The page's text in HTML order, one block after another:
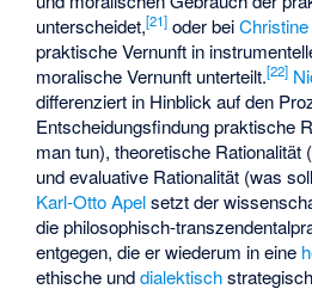
unterscheidet,[21] oder bei
praktische Vernunft in
moralische Vernunft unterteilt.[22]
differenziert in Hinblick auf den
Entscheidungsfindung praktische
man tun), theoretische
und evaluative Rationalität (was
Karl-Otto Apelsetzt der
die philosophisch-
entgegen, die er wiederum in eine
ethische unddialektisch